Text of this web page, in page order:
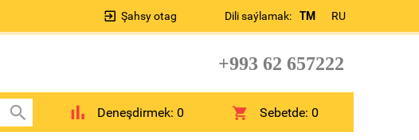
Dili saýlamak: TM RU
Şahsy otag
+993 62 657222
Deneşdirmek: 0 Sebetde:0